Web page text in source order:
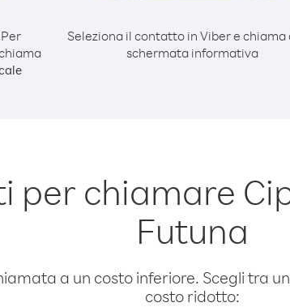
Per
Seleziona il contatto in Viber e chiama
schermata informativa
per chiamare
Futuna
a un costo inferiore. Scegli tra
costo ridotto: